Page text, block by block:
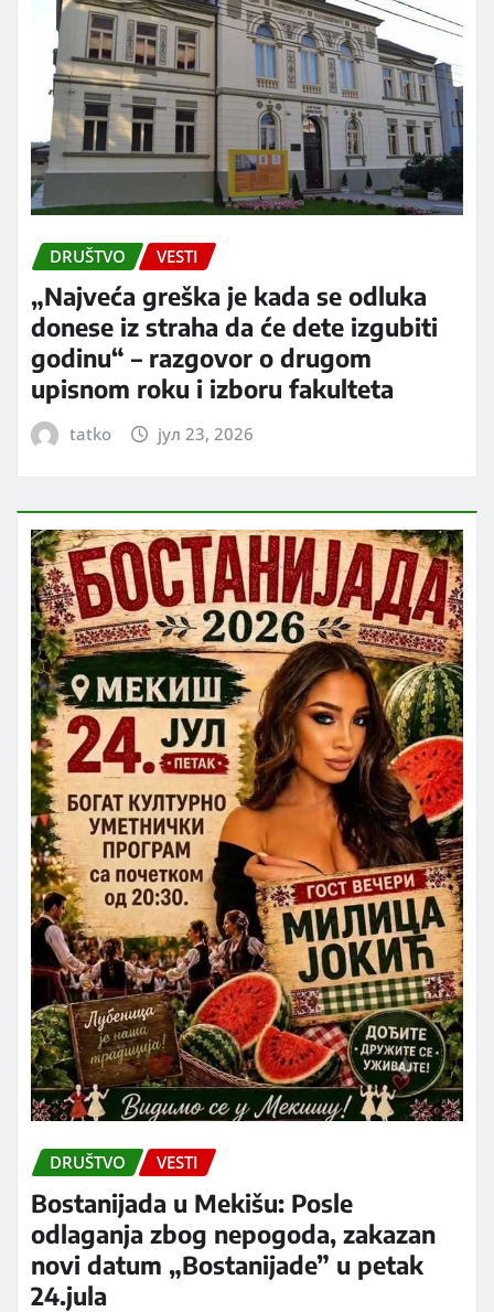
DRUŠTVO VESTI
„Najveća greška je kada se odluka
donese iz straha da će dete izgubiti
godinu“ – razgovor o drugom
upisnom roku i izboru fakulteta
tatko јул 23, 2026
DRUŠTVO VESTI
Bostanijada u Mekišu: Posle
odlaganja zbog nepogoda, zakazan
novi datum „Bostanijade” u petak
24.jula